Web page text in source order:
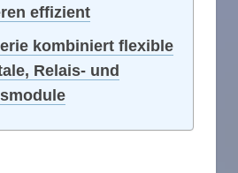
effizient
kombiniert flexible
Relais- und